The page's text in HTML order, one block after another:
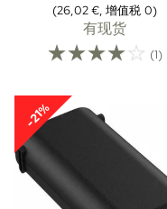
(26,02 €, 增值税 0)
有现货
☆☆☆☆☆ (1)
-21%